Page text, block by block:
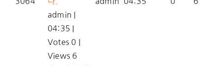
admin
04:35
Votes 0
Views 6